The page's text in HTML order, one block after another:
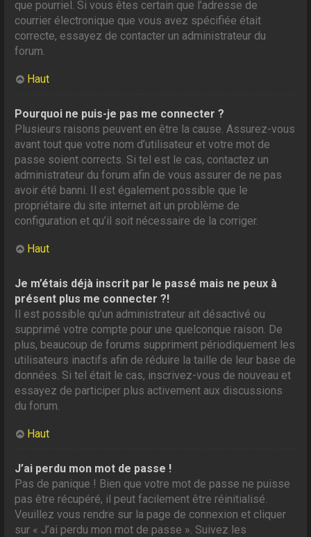
que pourriel. Si vous êtes certain que l’adresse de
courrier électronique que vous avez spécifiée était
correcte, essayez de contacter un administrateur du
forum.
Haut
Pourquoi ne puis-je pas me connecter ?
Plusieurs raisons peuvent en être la cause. Assurez-vous
avant tout que votre nom d’utilisateur et votre mot de
passe soient corrects. Si tel est le cas, contactez un
administrateur du forum afin de vous assurer de ne pas
avoir été banni. Il est également possible que le
propriétaire du site internet ait un problème de
configuration et qu’il soit nécessaire de la corriger.
Haut
Je m’étais déjà inscrit par le passé mais ne peux à
présent plus me connecter ?!
Il est possible qu’un administrateur ait désactivé ou
supprimé votre compte pour une quelconque raison. De
plus, beaucoup de forums suppriment périodiquement les
utilisateurs inactifs afin de réduire la taille de leur base de
données. Si tel était le cas, inscrivez-vous de nouveau et
essayez de participer plus activement aux discussions
du forum.
Haut
J’ai perdu mon mot de passe !
Pas de panique ! Bien que votre mot de passe ne puisse
pas être récupéré, il peut facilement être réinitialisé.
Veuillez vous rendre sur la page de connexion et cliquer
sur « J’ai perdu mon mot de passe ». Suivez les